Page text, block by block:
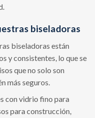
biseladoras
biseladoras están
y consistentes, lo que se
que no solo son
más seguros.
con vidrio fino para
para construcción,